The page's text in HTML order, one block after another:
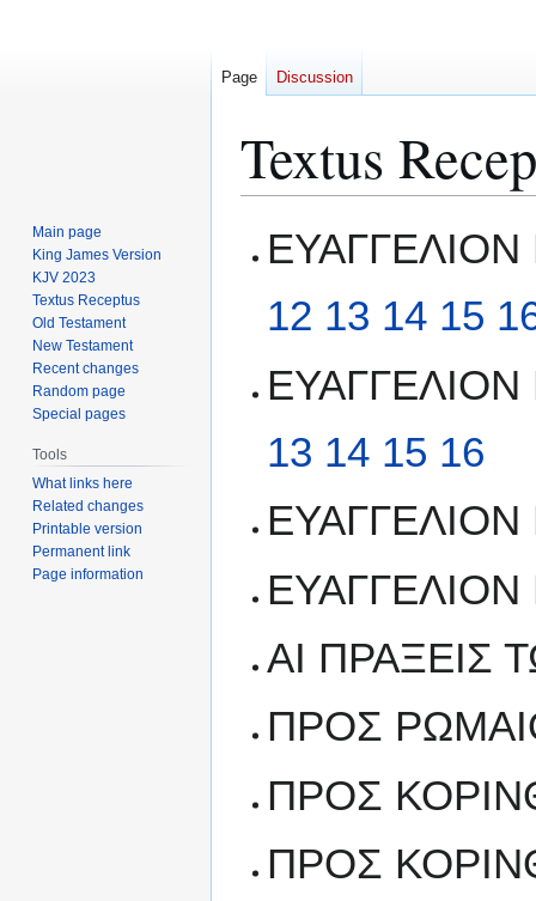
Textus
toto
12 13 14 15
13 14 15 16
ΑΙ ΠΡΑΞΕΙΣ
ΠΡΟΣ
ΠΡΟΣ
ΠΡΟΣ
Page Discussion
Main page
King James Version
KJV 2023
Textus Receptus
Old Testament
New Testament
Recent changes
Random page
Special pages
Tools
What links here
Related changes
Printable version
Permanent link
Page information